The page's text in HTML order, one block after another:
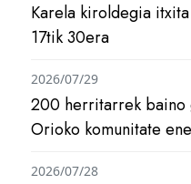
Karela kiroldegia
17tik 30era
200 herritarrek baino
Orioko komunitate
2026/07/29
2026/07/28